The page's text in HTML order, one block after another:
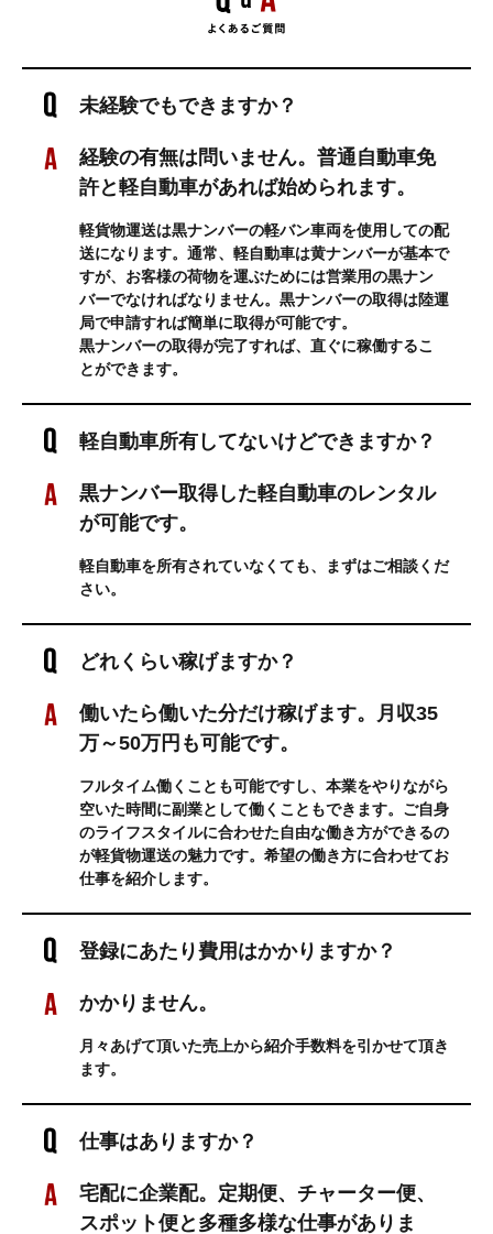
未経験でもできますか？
経験の有無は問いません。普通自動車免
許と軽自動車があれば始められます。
軽貨物運送は黒ナンバーの軽バン車両を使用しての配
送になります。通常、軽自動車は黄ナンバーが基本で
すが、お客様の荷物を運ぶためには営業用の黒ナン
バーでなければなりません。黒ナンバーの取得は陸運
局で申請すれば簡単に取得が可能です。
黒ナンバーの取得が完了すれば、直ぐに稼働するこ
とができます。
軽自動車所有してないけどできますか？
黒ナンバー取得した軽自動車のレンタル
が可能です。
軽自動車を所有されていなくても、まずはご相談くだ
さい。
どれくらい稼げますか？
働いたら働いた分だけ稼げます。月収35
万～50万円も可能です。
フルタイム働くことも可能ですし、本業をやりながら
空いた時間に副業として働くこともできます。ご自身
のライフスタイルに合わせた自由な働き方ができるの
が軽貨物運送の魅力です。希望の働き方に合わせてお
仕事を紹介します。
登録にあたり費用はかかりますか？
かかりません。
月々あげて頂いた売上から紹介手数料を引かせて頂き
ます。
仕事はありますか？
宅配に企業配。定期便、チャーター便、
スポット便と多種多様な仕事がありま